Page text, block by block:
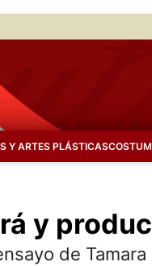
Y ARTES PLÁSTICAS
y
de